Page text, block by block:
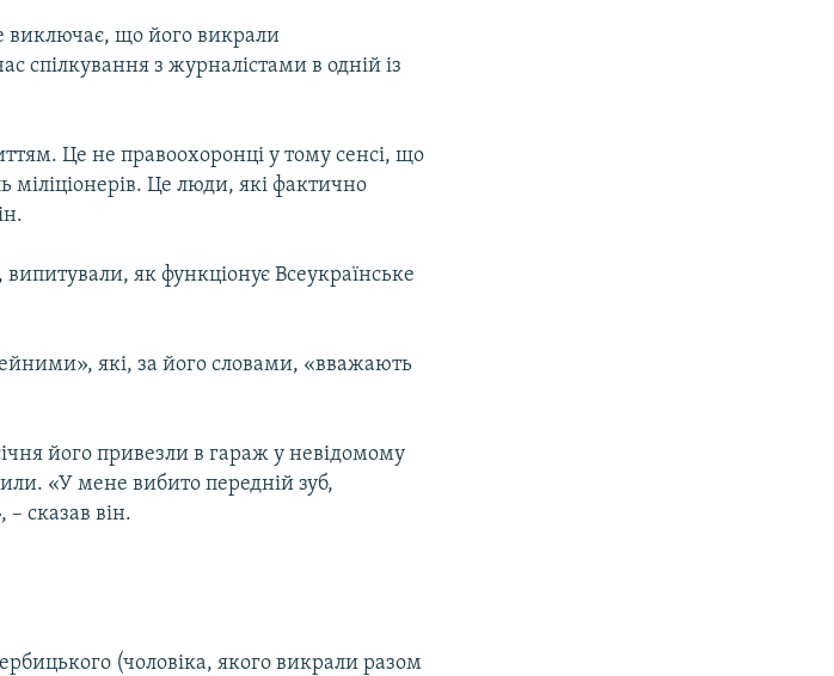
виключає, що його викрали
спілкування з журналістами в одній із
Це не правоохоронці у тому сенсі, що
міліціонерів. Це люди, які фактично
як функціонує Всеукраїнське
які, за його словами, «вважають
його привезли в гараж у невідомому
«У мене вибито передній зуб,
сказав він.
(чоловіка, якого викрали разом